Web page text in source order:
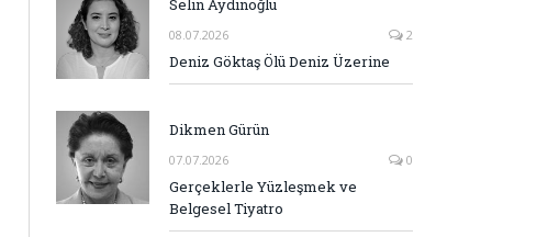
Selin Aydınoğlu
08.07.2026 2
Deniz Göktaş Ölü Deniz Üzerine
Dikmen Gürün
07.07.2026 0
Gerçeklerle Yüzleşmek ve
Belgesel Tiyatro